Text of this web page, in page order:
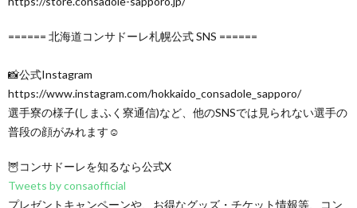
====== 北海道コンサドーレ札幌公式 SNS ======
📸公式Instagram
https://www.instagram.com/hokkaido_consadole_sapporo/
選手寮の様子(しまふく寮通信)など、他のSNSでは見られない選手の
普段の顔がみれます☺
🦉コンサドーレを知るなら公式X
Tweets by consaofficial
プレゼントキャンペーンや、お得なグッズ・チケット情報等、コン